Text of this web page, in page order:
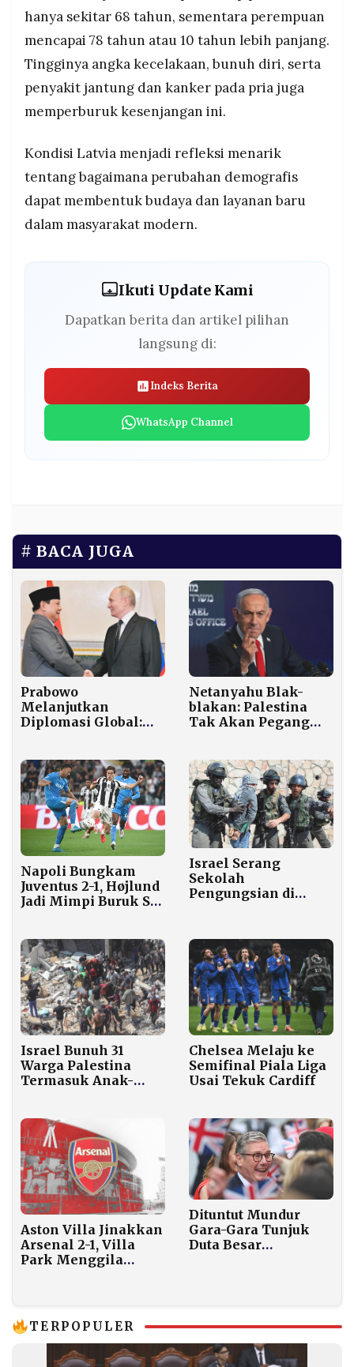
hanya sekitar 68 tahun, sementara perempuan
mencapai 78 tahun atau 10 tahun lebih panjang.
Tingginya angka kecelakaan, bunuh diri, serta
penyakit jantung dan kanker pada pria juga
memperburuk kesenjangan ini.
Kondisi Latvia menjadi refleksi menarik
tentang bagaimana perubahan demografis
dapat membentuk budaya dan layanan baru
dalam masyarakat modern.
Ikuti Update Kami
Dapatkan berita dan artikel pilihan
langsung di:
Indeks Berita
WhatsApp Channel
BACA JUGA
Prabowo
Melanjutkan
Diplomasi Global:
Duduk Semeja
dengan Putin di
Kremlin
Netanyahu Blak-
blakan: Palestina
Tak Akan Pegang
Napoli Bungkam
Juventus 2-1, Højlund
Jadi Mimpi Buruk Si
Israel Serang
Sekolah
Pengungsian di
Israel Bunuh 31
Warga Palestina
Termasuk Anak-
Chelsea Melaju ke
Semifinal Piala Liga
Usai Tekuk Cardiff
Aston Villa Jinakkan
Arsenal 2-1, Villa
Park Menggila
Dituntut Mundur
Gara-Gara Tunjuk
Duta Besar
TERPOPULER